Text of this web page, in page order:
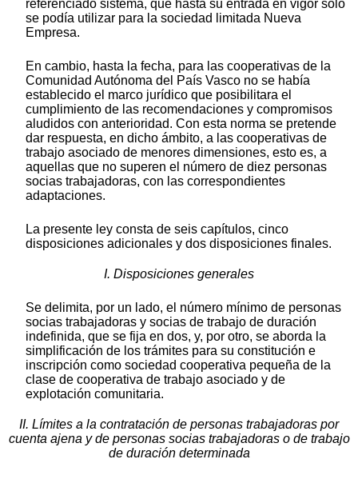
referenciado sistema, que hasta su entrada en vigor sólo
se podía utilizar para la sociedad limitada Nueva
Empresa.
En cambio, hasta la fecha, para las cooperativas de la
Comunidad Autónoma del País Vasco no se había
establecido el marco jurídico que posibilitara el
cumplimiento de las recomendaciones y compromisos
aludidos con anterioridad. Con esta norma se pretende
dar respuesta, en dicho ámbito, a las cooperativas de
trabajo asociado de menores dimensiones, esto es, a
aquellas que no superen el número de diez personas
socias trabajadoras, con las correspondientes
adaptaciones.
La presente ley consta de seis capítulos, cinco
disposiciones adicionales y dos disposiciones finales.
I. Disposiciones generales
Se delimita, por un lado, el número mínimo de personas
socias trabajadoras y socias de trabajo de duración
indefinida, que se fija en dos, y, por otro, se aborda la
simplificación de los trámites para su constitución e
inscripción como sociedad cooperativa pequeña de la
clase de cooperativa de trabajo asociado y de
explotación comunitaria.
II. Límites a la contratación de personas trabajadoras por
cuenta ajena y de personas socias trabajadoras o de trabajo
de duración determinada